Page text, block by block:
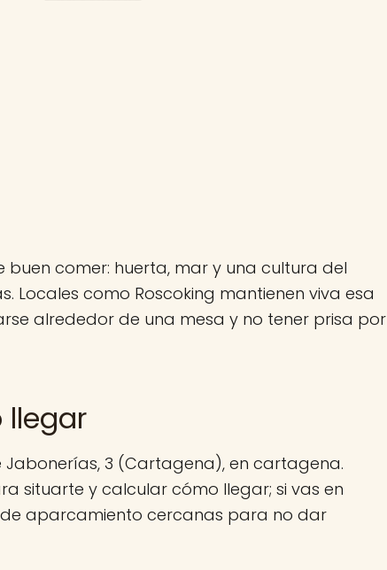
buen comer: huerta, mar y una cultura del
Locales como Roscoking mantienen viva esa
alrededor de una mesa y no tener prisa por
llegar
Jabonerías, 3 (Cartagena), en cartagena.
situarte y calcular cómo llegar; si vas en
aparcamiento cercanas para no dar